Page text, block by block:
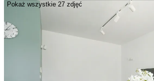
Pokaż wszystkie 27 zdjęć